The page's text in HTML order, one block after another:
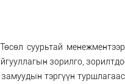
суурьтай
зорилго,
тэргүүн